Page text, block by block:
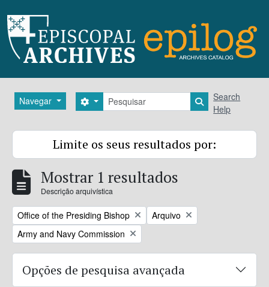
Navegar Pesquisar
Search options Search in
Search
Help
Limite os seus resultados por:
Mostrar 1 resultados
Descrição arquivística
Remove filter:
Office of the Presiding Bishop Remove filter:
Arquivo
Remove filter:
Army and Navy Commission
Opções de pesquisa avançada